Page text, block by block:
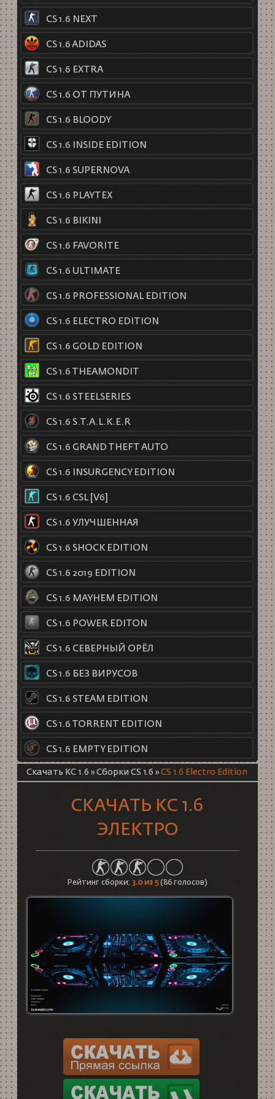
CS 1.6 NEXT
CS 1.6 ADIDAS
CS 1.6 EXTRA
CS 1.6 ОТ ПУТИНА
CS 1.6 BLOODY
CS 1.6 INSIDE EDITION
CS 1.6 SUPERNOVA
CS 1.6 PLAYTEX
CS 1.6 BIKINI
CS 1.6 FAVORITE
CS 1.6 ULTIMATE
CS 1.6 PROFESSIONAL EDITION
CS 1.6 ELECTRO EDITION
CS 1.6 GOLD EDITION
CS 1.6 THEAMONDIT
CS 1.6 STEELSERIES
CS 1.6 S.T.A.L.K.E.R
CS 1.6 GRAND THEFT AUTO
CS 1.6 INSURGENCY EDITION
CS 1.6 CSL [V6]
CS 1.6 УЛУЧШЕННАЯ
CS 1.6 SHOCK EDITION
CS 1.6 2019 EDITION
CS 1.6 MAYHEM EDITION
CS 1.6 POWER EDITON
CS 1.6 СЕВЕРНЫЙ ОРЁЛ
CS 1.6 БЕЗ ВИРУСОВ
CS 1.6 STEAM EDITION
CS 1.6 TORRENT EDITION
CS 1.6 EMPTY EDITION
Скачать КС 1.6 » Сборки CS 1.6 » CS 1.6 Electro Edition
СКАЧАТЬ КС 1.6
ЭЛЕКТРО
Рейтинг сборки: 3.0из 5(86голосов)